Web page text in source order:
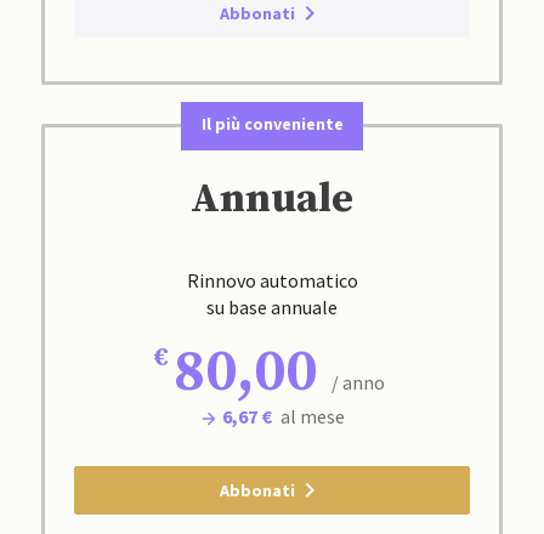
Abbonati
Il più conveniente
Annuale
Rinnovo automatico
su base annuale
80,00
/ anno
6,67 € al mese
Abbonati